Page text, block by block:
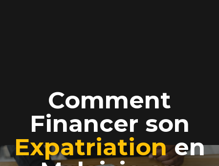
Comment
Financer son
Expatriationen